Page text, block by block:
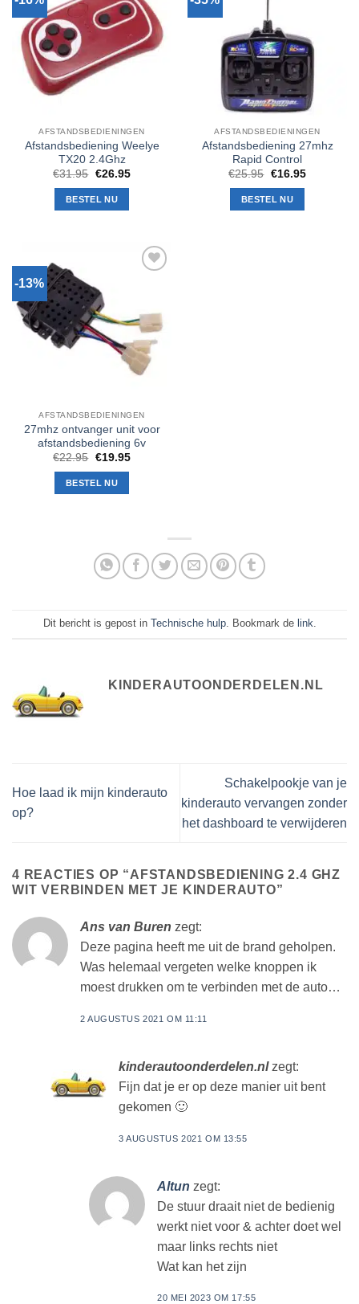
aan
verlanglijst
AFSTANDSBEDIENINGEN
Afstandsbediening Weelye
TX20 2.4Ghz
€31.95 Oorspronkelijke
was:
€31.95.
€26.95Huidige
BESTEL NU
AFSTANDSBEDIENINGEN
Afstandsbediening 27mhz
Rapid Control
€25.95 Oorspronkelijke
was:
€25.95.
€16.95Huidige
BESTEL NU
-13%
AFSTANDSBEDIENINGEN
27mhz ontvanger unit voor
afstandsbediening 6v
€22.95 Oorspronkelijke
was:
€22.95.
€19.95Huidige
BESTEL NU
Dit bericht is gepost in Technische hulp. Bookmark de link
KINDERAUTOONDERDELEN.NL
Hoe laad ik mijn kinderauto
op?
Schakelpookje van je
kinderauto vervangen zonder
het dashboard te verwijderen
4 REACTIES OP “AFSTANDSBEDIENING 2.4 GHZ
WIT VERBINDEN MET JE KINDERAUTO”
Ans van Buren zegt:
Deze pagina heeft me uit de brand geholpen.
Was helemaal vergeten welke knoppen ik
moest drukken om te verbinden met de auto…
2 AUGUSTUS 2021 OM 11:11
kinderautoonderdelen.nl zegt:
Fijn dat je er op deze manier uit bent
gekomen 🙂
3 AUGUSTUS 2021 OM 13:55
Altun zegt:
De stuur draait niet de bedienig
werkt niet voor & achter doet wel
maar links rechts niet
Wat kan het zijn
20 MEI 2023 OM 17:55